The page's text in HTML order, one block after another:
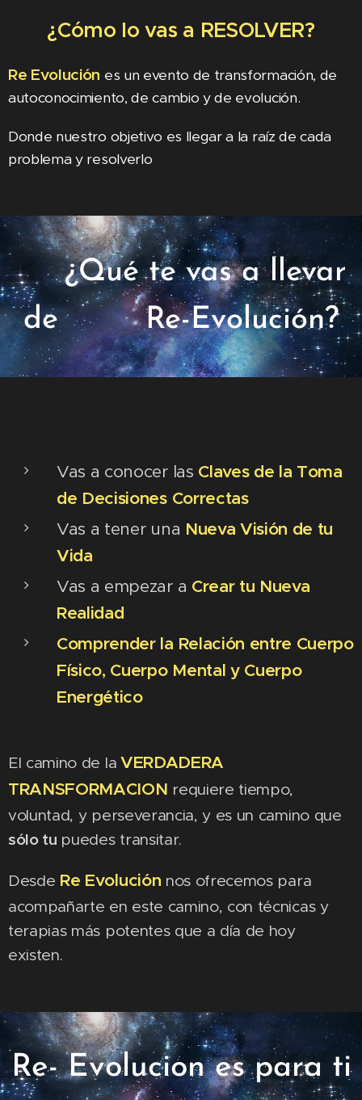
¿Cómo lo vas a RESOLVER?
Re Evolución es un evento de transformación, de
autoconocimiento, de cambio y de evolución.
Donde nuestro objetivo es llegar a la raíz de cada
problema y resolverlo
¿Qué te vas a llevar
de Re-Evolución?
Vas a conocer las Claves de la Toma
de Decisiones Correctas
Vas a tener una Nueva Visión de tu
Vida
Vas a empezar a Crear tu Nueva
Realidad
Comprender la Relación entre Cuerpo
Físico, Cuerpo Mental y Cuerpo
Energético
El camino de la VERDADERA
TRANSFORMACION requiere tiempo,
voluntad, y perseverancia, y es un camino que
sólo tu puedes transitar.
Desde Re Evolución nos ofrecemos para
acompañarte en este camino, con técnicas y
terapias más potentes que a día de hoy
existen.
Re- Evolucion es para ti